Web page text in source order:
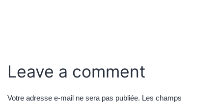
Leave a comment
Votre adresse e-mail ne sera pas publiée. Les champs